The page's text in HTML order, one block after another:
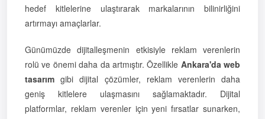
hedef kitlelerine ulaştırarak markalarının bilinirliğini
artırmayı amaçlarlar.
Günümüzde dijitalleşmenin etkisiyle reklam verenlerin
rolü ve önemi daha da artmıştır. Özellikle Ankara'da web
tasarım gibi dijital çözümler, reklam verenlerin daha
geniş kitlelere ulaşmasını sağlamaktadır. Dijital
platformlar, reklam verenler için yeni fırsatlar sunarken,